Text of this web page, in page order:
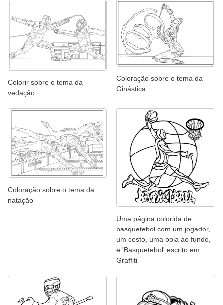
Colorir sobre o tema da
vedação
Coloração sobre o tema da
Ginástica
Coloração sobre o tema da
natação
Uma página colorida de
basquetebol com um jogador,
um cesto, uma bola ao fundo,
e 'Basquetebol' escrito em
Graffiti